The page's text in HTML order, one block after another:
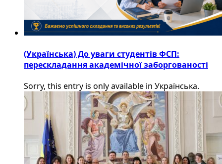
(Українська) До уваги студентів ФСП:
перескладання академічної заборгованості
Sorry, this entry is only available in Українська.